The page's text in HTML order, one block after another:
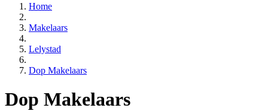
Home
Makelaars
Lelystad
Dop Makelaars
Dop Makelaars